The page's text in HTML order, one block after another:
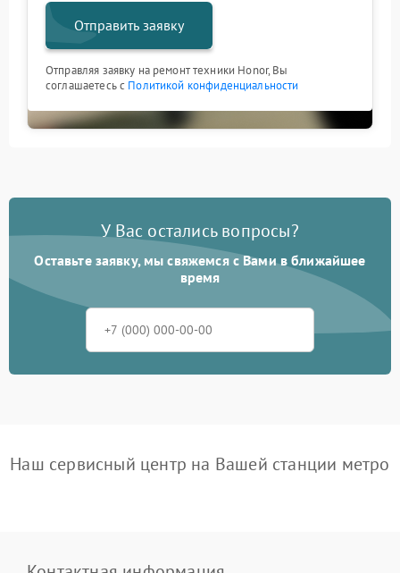
Отправить заявку
Отправляя заявку на ремонт техники Honor, Вы
соглашаетесь с Политикой конфиденциальности
У Вас остались вопросы?
Оставьте заявку, мы свяжемся с Вами в ближайшее
время
Наш сервисный центр на Вашей станции метро